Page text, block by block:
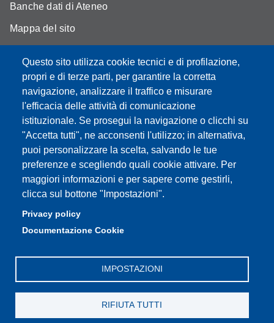
Questo sito utilizza cookie tecnici e di profilazione,
propri e di terze parti, per garantire la corretta
navigazione, analizzare il traffico e misurare
l'efficacia delle attività di comunicazione
istituzionale. Se prosegui la navigazione o clicchi su
"Accetta tutti", ne acconsenti l'utilizzo; in alternativa,
puoi personalizzare la scelta, salvando le tue
preferenze e scegliendo quali cookie attivare. Per
maggiori informazioni e per sapere come gestirli,
clicca sul bottone "Impostazioni".
Privacy policy
Documentazione Cookie
IMPOSTAZIONI
RIFIUTA TUTTI
Banche dati di Ateneo
Mappa del sito
Accessibility
Privacy e Cookie policy
Partita IVA: 00427620364
Dipartimento di Studi Linguistici e Culturali
Sede: Largo Sant'Eufemia 19 - 41121 Modena
Pec: didattica.dslc@pec.unimore.it
Tel: portineria059/2055811